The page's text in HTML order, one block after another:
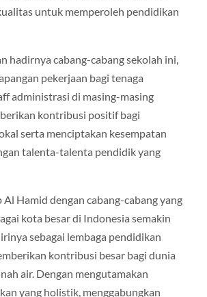
untuk memperoleh pendidikan
hadirnya cabang-cabang sekolah ini,
pekerjaan bagi tenaga
administrasi di masing-masing
kontribusi positif bagi
serta menciptakan kesempatan
talenta-talenta pendidik yang
Hamid dengan cabang-cabang yang
kota besar di Indonesia semakin
sebagai lembaga pendidikan
kontribusi besar bagi dunia
air. Dengan mengutamakan
yang holistik, menggabungkan